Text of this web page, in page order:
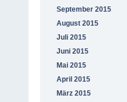
September 2015
August 2015
Juli 2015
Juni 2015
Mai 2015
April 2015
März 2015